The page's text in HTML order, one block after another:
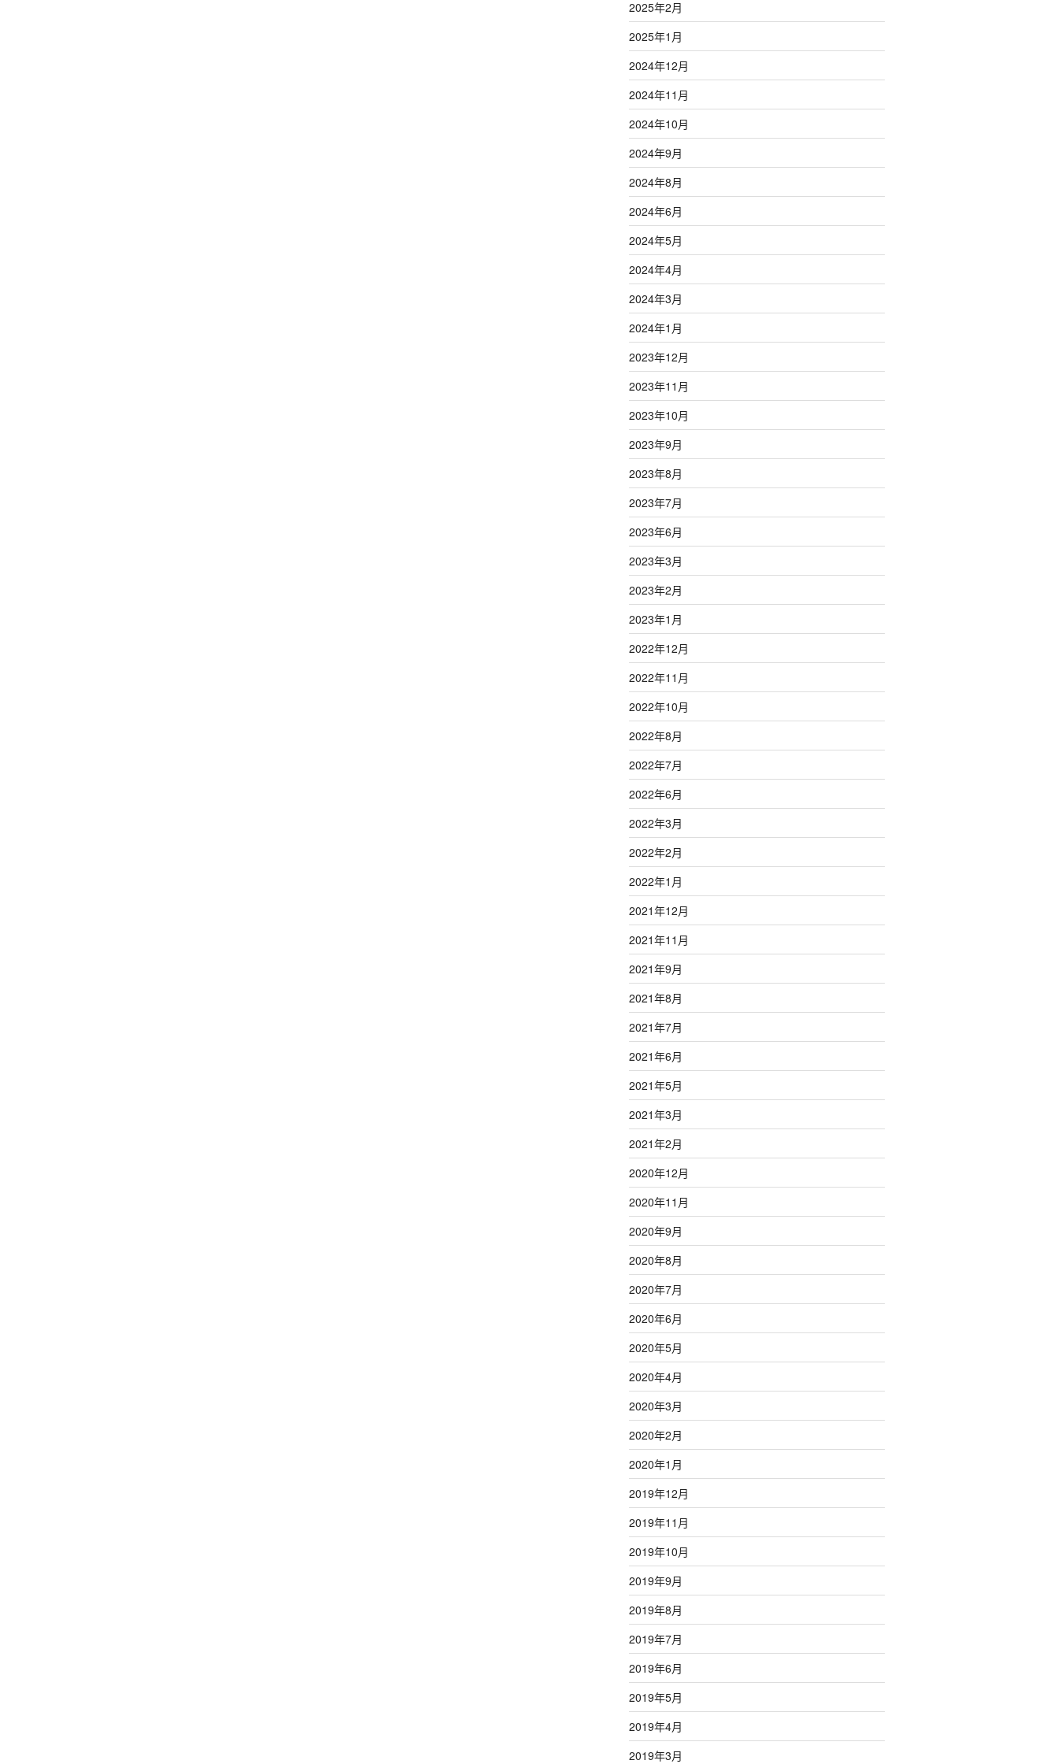
2025年2月
2025年1月
2024年12月
2024年11月
2024年10月
2024年9月
2024年8月
2024年6月
2024年5月
2024年4月
2024年3月
2024年1月
2023年12月
2023年11月
2023年10月
2023年9月
2023年8月
2023年7月
2023年6月
2023年3月
2023年2月
2023年1月
2022年12月
2022年11月
2022年10月
2022年8月
2022年7月
2022年6月
2022年3月
2022年2月
2022年1月
2021年12月
2021年11月
2021年9月
2021年8月
2021年7月
2021年6月
2021年5月
2021年3月
2021年2月
2020年12月
2020年11月
2020年9月
2020年8月
2020年7月
2020年6月
2020年5月
2020年4月
2020年3月
2020年2月
2020年1月
2019年12月
2019年11月
2019年10月
2019年9月
2019年8月
2019年7月
2019年6月
2019年5月
2019年4月
2019年3月